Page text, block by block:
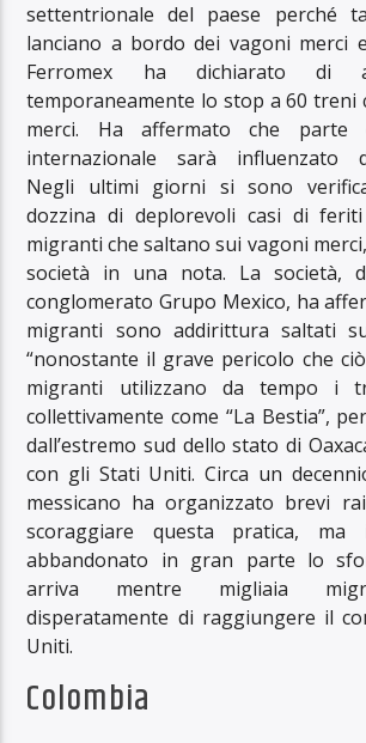
settentrionale del paese perché
lanciano a bordo dei vagoni merci
Ferromex ha dichiarato di
temporaneamente lo stop a 60 treni
merci. Ha affermato che parte
internazionale sarà influenzato
Negli ultimi giorni si sono
dozzina di deplorevoli casi di
migranti che saltano sui vagoni
società in una nota. La società,
conglomerato Grupo Mexico, ha
migranti sono addirittura saltati
“nonostante il grave pericolo che
migranti utilizzano da tempo i
collettivamente come “La Bestia”,
dall’estremo sud dello stato di
con gli Stati Uniti. Circa un
messicano ha organizzato brevi
scoraggiare questa pratica,
abbandonato in gran parte lo
arriva mentre migliaia
disperatamente di raggiungere il
Uniti.
Colombia